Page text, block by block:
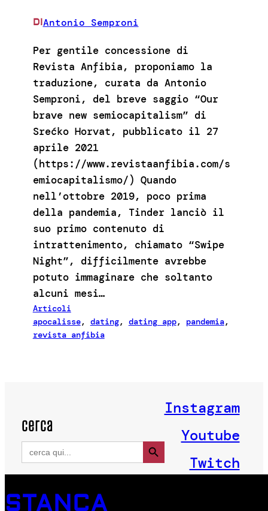
DIAntonio Semproni
Per gentile concessione di
Revista Anfibia, proponiamo la
traduzione, curata da Antonio
Semproni, del breve saggio “Our
brave new semiocapitalism” di
Srećko Horvat, pubblicato il 27
aprile 2021
(https://www.revistaanfibia.com/s
emiocapitalismo/) Quando
nell’ottobre 2019, poco prima
della pandemia, Tinder lanciò il
suo primo contenuto di
intrattenimento, chiamato “Swipe
Night”, difficilmente avrebbe
potuto immaginare che soltanto
alcuni mesi…
Articoli
apocalisse, dating, dating app, pandemia
revista anfibia
cerca
Search
for:
Search Button
Instagram
Youtube
Twitch
STANCA